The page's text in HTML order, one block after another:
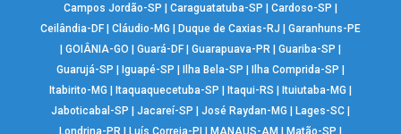
Campos Jordão-SP | Caraguatatuba-SP | Cardoso-SP |
Ceilândia-DF| Cláudio-MG | Duque de Caxias-RJ | Garanhuns-PE
| GOIÂNIA-GO | Guará-DF| Guarapuava-PR | Guariba-SP |
Guarujá-SP | Iguapé-SP | Ilha Bela-SP | Ilha Comprida-SP |
Itabirito-MG | Itaquaquecetuba-SP | Itaqui-RS | Ituiutaba-MG |
Jaboticabal-SP | Jacareí-SP | José Raydan-MG | Lages-SC|
Londrina-PR | Luís Correia-PI | MANAUS-AM | Matão-SP |